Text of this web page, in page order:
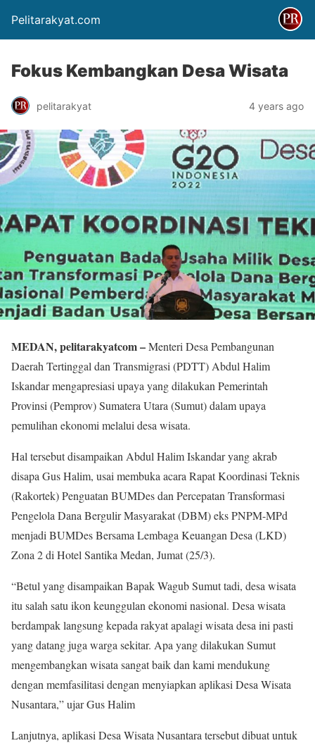
Pelitarakyat.com
Fokus Kembangkan Desa Wisata
pelitarakyat 4 years ago
MEDAN, pelitarakyatcom –Menteri Desa Pembangunan
Daerah Tertinggal dan Transmigrasi (PDTT) Abdul Halim
Iskandar mengapresiasi upaya yang dilakukan Pemerintah
Provinsi (Pemprov) Sumatera Utara (Sumut) dalam upaya
pemulihan ekonomi melalui desa wisata.
Hal tersebut disampaikan Abdul Halim Iskandar yang akrab
disapa Gus Halim, usai membuka acara Rapat Koordinasi Teknis
(Rakortek) Penguatan BUMDes dan Percepatan Transformasi
Pengelola Dana Bergulir Masyarakat (DBM) eks PNPM-MPd
menjadi BUMDes Bersama Lembaga Keuangan Desa (LKD)
Zona 2 di Hotel Santika Medan, Jumat (25/3).
“Betul yang disampaikan Bapak Wagub Sumut tadi, desa wisata
itu salah satu ikon keunggulan ekonomi nasional. Desa wisata
berdampak langsung kepada rakyat apalagi wisata desa ini pasti
yang datang juga warga sekitar. Apa yang dilakukan Sumut
mengembangkan wisata sangat baik dan kami mendukung
dengan memfasilitasi dengan menyiapkan aplikasi Desa Wisata
Nusantara,” ujar Gus Halim
Lanjutnya, aplikasi Desa Wisata Nusantara tersebut dibuat untuk